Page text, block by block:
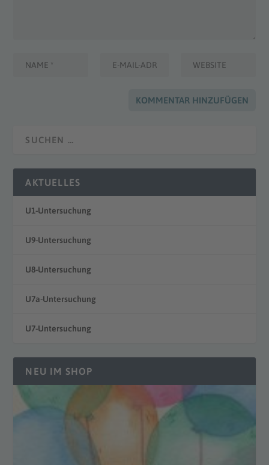
AKTUELLES
U1-Untersuchung
U9-Untersuchung
U8-Untersuchung
U7a-Untersuchung
U7-Untersuchung
NEU IM SHOP